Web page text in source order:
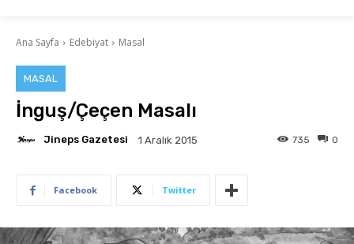
Ana Sayfa Edebiyat Masal
MASAL
İnguş/Çeçen Masalı
Jineps Gazetesi 1 Aralık 2015 0
735
Facebook Twitter